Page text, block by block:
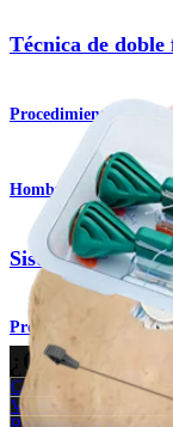
Técnica de
Procedimiento
Hombro
Sistema de
Producto
¿Cómo
Contacte a un
Ver eventos,